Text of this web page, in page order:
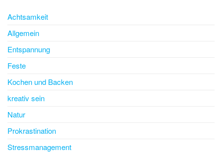
Achtsamkeit
Allgemein
Entspannung
Feste
Kochen und Backen
kreativ sein
Natur
Prokrastination
Stressmanagement